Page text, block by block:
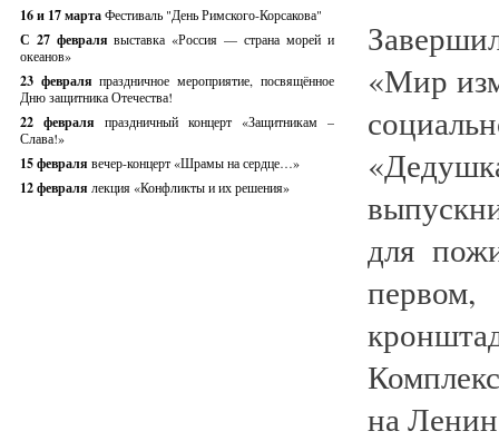
16 и 17 мартаФестиваль "День Римского-Корсакова"
С 27 февралявыставка «Россия — страна морей и
океанов»
23 февраляпраздничное мероприятие, посвящённое
Дню защитника Отечества!
22 февраля праздничный концерт «Защитникам –
Слава!»
15 февраля вечер-концерт «Шрамы на сердце…»
12 февраля лекция «Конфликты и их решения»
«Мир
для
на